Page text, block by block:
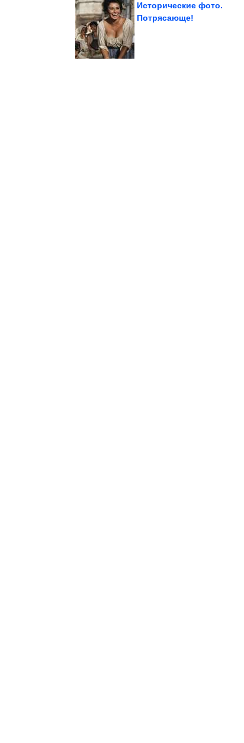
Подборка интересных
Исторические фото.
Потрясающе!